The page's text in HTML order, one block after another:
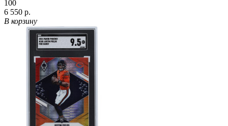
100
6 550 р.
В корзину